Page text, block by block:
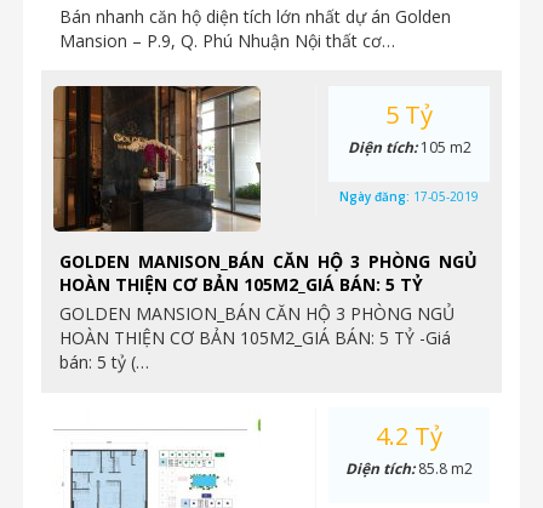
Bán nhanh căn hộ diện tích lớn nhất dự án Golden
Mansion – P.9, Q. Phú Nhuận Nội thất cơ…
GOLDEN MANISON_BÁN CĂN HỘ 3 PHÒNG NGỦ
HOÀN THIỆN CƠ BẢN 105M2_GIÁ BÁN: 5 TỶ
GOLDEN MANSION_BÁN CĂN HỘ 3 PHÒNG NGỦ
HOÀN THIỆN CƠ BẢN 105M2_GIÁ BÁN: 5 TỶ -Giá
bán: 5 tỷ (…
5 Tỷ
Diện tích:105 m2
Ngày đăng: 17-05-2019
4.2 Tỷ
Diện tích:85.8 m2